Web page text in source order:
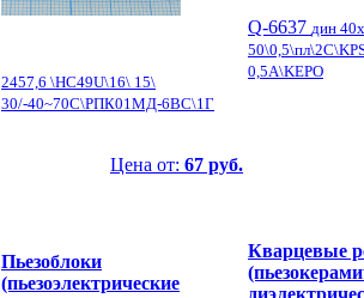
2457,6 \HC49U\16\ 15\
30/-40~70C\РПК01МД-6ВС\1Г
Цена от: 67 руб.
Q-6637 дин
0,5A\KEPO
Пьезоблоки
(пьезоэлектрические
Кварцевые